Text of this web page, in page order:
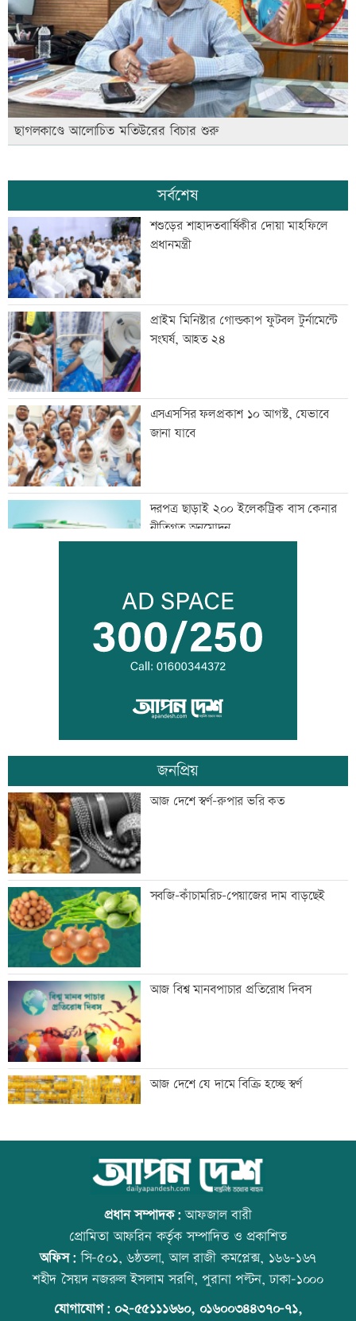
ছাগলকাণ্ডে আলোচিত মতিউরের বিচার শুরু
সর্বশেষ
শশুড়ের শাহাদতবার্ষিকীর দোয়া মাহফিলে
প্রধানমন্ত্রী
প্রাইম মিনিস্টার গোল্ডকাপ ফুটবল টুর্নামেন্টে
সংঘর্ষ, আহত ২৪
এসএসসির ফলপ্রকাশ ১০ আগস্ট, যেভাবে
জানা যাবে
দরপত্র ছাড়াই ২০০ ইলেকট্রিক বাস কেনার
নীতিগত অনুমোদন
তনু হত্যার আসামি সাবেক সেনাসদস্য
হাফিজুরকে আত্মসমর্পণের নির্দেশ
দুদকের মামলায় ঢাকা ব্যাংকের ৪ কর্মকর্তার
কারাদণ্ড
জিয়াউর রহমান দেশে প্রথম সবুজ বিপ্লবের
ডাক দিয়েছিলেন: পরিবেশমন্ত্রী
প্রথম শ্রেণিতে ভর্তি লটারিতে
মেঘনার ভাঙনরোধে জিও ব্যাগ প্রকল্পে
অনিয়ম, এলাকাবাসীর মানববন্ধন
বাংলাদেশি পাঁচ হাজার কৃষি শ্রমিক নেবে
ওমান
স্বর্ণ খাতকে আনুষ্ঠানিক কাঠামোয় আনছে
সরকার, মতামত চাইল মন্ত্রণালয়
গবেষণা-দক্ষতা উন্নয়নে বাংলাদেশ-অস্ট্রেলিয়ার
নতুন উদ্যোগ
জনপ্রিয়
আজ দেশে স্বর্ণ-রুপার ভরি কত
সবজি-কাঁচামরিচ-পেয়াজের দাম বাড়ছেই
আজ বিশ্ব মানবপাচার প্রতিরোধ দিবস
আজ দেশে যে দামে বিক্রি হচ্ছে স্বর্ণ
আজ বিশ্ব বন্ধু দিবস
প্রতিমন্ত্রীকে ঘিরে ভাইরাল ভিডিওতে ছবি
জুড়ে অপপ্রচার: এলিন
প্রধান সম্পাদক:আফজাল বারী
প্রোমিতা আফরিন কর্তৃক সম্পাদিত ও প্রকাশিত
অফিস:সি-৫০১, ৬ষ্ঠতলা, আল রাজী কমপ্লেক্স, ১৬৬-১৬৭
শহীদ সৈয়দ নজরুল ইসলাম সরণি, পুরানা পল্টন, ঢাকা-১০০০
যোগাযোগ: ০২-৫৫১১১৬৬০, ০১৬০০৩৪৪৩৭০-৭১,